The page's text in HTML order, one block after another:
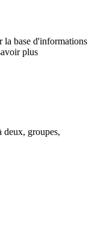
la base d'informations
plus
deux, groupes,